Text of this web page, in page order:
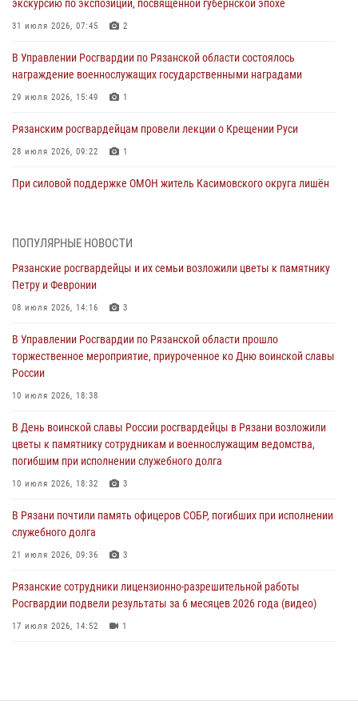
экскурсию по экспозиции, посвящённой губернской эпохе
31 июля 2026, 07:45 2
В Управлении Росгвардии по Рязанской области состоялось
награждение военнослужащих государственными наградами
29 июля 2026, 15:49 1
Рязанским росгвардейцам провели лекции о Крещении Руси
28 июля 2026, 09:22 1
При силовой поддержке ОМОН житель Касимовского округа лишён
27 июля 2026, 15:26
Офицер вневедомственной охраны в эфире «Радио России - Рязань»
рассказал о службе во вневедомственной охране
23 июля 2026, 09:02
В Рязани почтили память офицеров СОБР, погибших при исполнении
служебного долга
Росгвардии подвели результаты за 6 месяцев 2026 года (видео)
17 июля 2026, 14:52 1
Вневедомственная охрана подвела итоги деятельности
ПОПУЛЯРНЫЕ НОВОСТИ
Рязанские росгвардейцы и их семьи возложили цветы к памятнику
Петру и Февронии
08 июля 2026, 14:16 3
В Управлении Росгвардии по Рязанской области прошло
торжественное мероприятие, приуроченное ко Дню воинской славы
России
10 июля 2026, 18:38
В День воинской славы России росгвардейцы в Рязани возложили
цветы к памятнику сотрудникам и военнослужащим ведомства,
погибшим при исполнении служебного долга
10 июля 2026, 18:32 3
В Рязани почтили память офицеров СОБР, погибших при исполнении
служебного долга
21 июля 2026, 09:36 3
Рязанские сотрудники лицензионно-разрешительной работы
Росгвардии подвели результаты за 6 месяцев 2026 года (видео)
17 июля 2026, 14:52 1